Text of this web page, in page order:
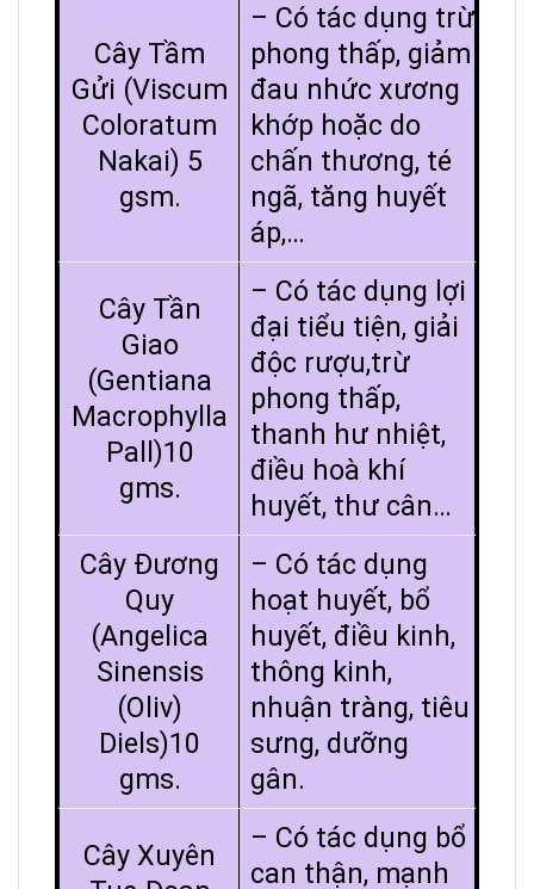
Cây Tầm
Gửi (Viscum
Coloratum
Nakai) 5
gsm.
– Có tác dụng trừ
phong thấp, giảm
đau nhức xương
khớp hoặc do
chấn thương, té
ngã, tăng huyết
áp,…
Cây Tần
Giao
(Gentiana
Macrophylla
Pall)10
gms.
– Có tác dụng lợi
đại tiểu tiện, giải
độc rượu,trừ
phong thấp,
thanh hư nhiệt,
điều hoà khí
huyết, thư cân…
Cây Đương
Quy
(Angelica
Sinensis
(Oliv)
Diels)10
gms.
– Có tác dụng
hoạt huyết, bổ
huyết, điều kinh,
thông kinh,
nhuận tràng, tiêu
sưng, dưỡng
gân.
Cây Xuyên
– Có tác dụng bổ
can thận, mạnh